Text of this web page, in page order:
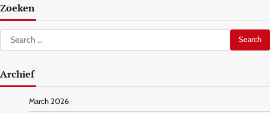
Zoeken
Search
for:
Archief
March 2026